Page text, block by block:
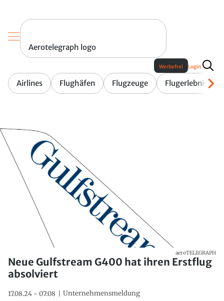
Aerotelegraph logo
Airlines Flughäfen Flugzeuge Flugerlebnis
Werbefrei Login
aeroTELEGRAPH
Neue Gulfstream G400 hat ihren Erstflug
absolviert
17.08.24 - 07:08 Unternehmensmeldung